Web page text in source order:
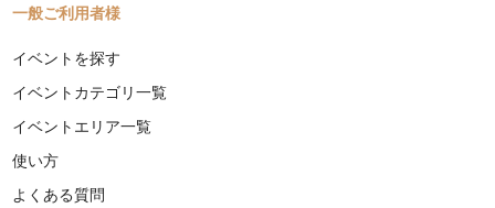
一般ご利用者様
イベントを探す
イベントカテゴリ一覧
イベントエリア一覧
使い方
よくある質問